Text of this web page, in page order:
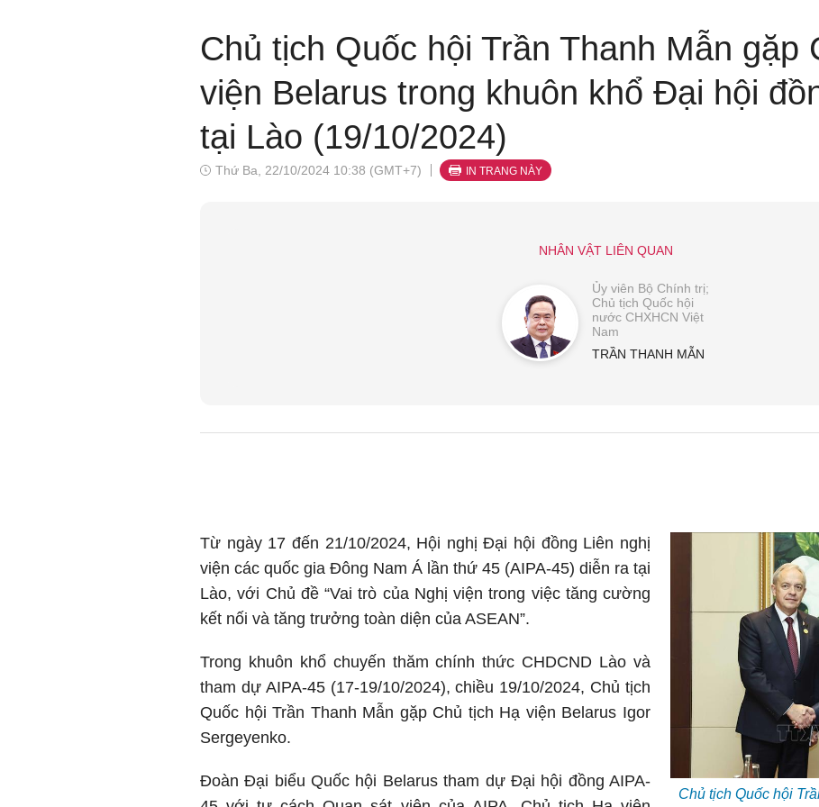
Chủ tịch Quốc hội Trần Thanh Mẫn gặp
viện Belarus trong khuôn khổ Đại hội
tại Lào (19/10/2024)
Thứ Ba, 22/10/2024 10:38 (GMT+7) IN TRANG NÀY
NHÂN VẬT LIÊN QUAN
Ủy viên Bộ Chính trị;
Chủ tịch Quốc hội
nước CHXHCN Việt
Nam
TRẦN THANH MẪN
Chủ tịch Quốc hội
Từ ngày 17 đến 21/10/2024, Hội nghị Đại hội đồng Liên nghị
viện các quốc gia Đông Nam Á lần thứ 45 (AIPA-45) diễn ra tại
Lào, với Chủ đề “Vai trò của Nghị viện trong việc tăng cường
kết nối và tăng trưởng toàn diện của ASEAN”.
Trong khuôn khổ chuyến thăm chính thức CHDCND Lào và
tham dự AIPA-45 (17-19/10/2024), chiều 19/10/2024, Chủ tịch
Quốc hội Trần Thanh Mẫn gặp Chủ tịch Hạ viện Belarus Igor
Sergeyenko.
Đoàn Đại biểu Quốc hội Belarus tham dự Đại hội đồng AIPA-